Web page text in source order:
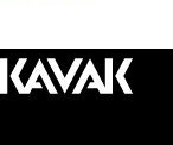
¡Estamos aquí para